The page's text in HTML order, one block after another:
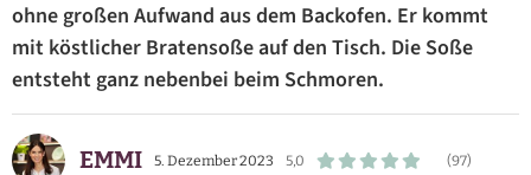
ohne großen Aufwand aus dem Backofen. Er kommt
mit köstlicher Bratensoße auf den Tisch. Die Soße
entsteht ganz nebenbei beim Schmoren.
EMMI 5. Dezember 2023 5,0 (97)